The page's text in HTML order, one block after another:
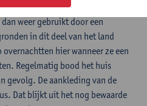
overleg met de bisschop en met
weer gebruikt door een
in dit deel van het land
overnachtten hier wanneer ze een
Regelmatig bood het huis
gevolg. De aankleding van de
Dat blijkt uit het nog bewaarde